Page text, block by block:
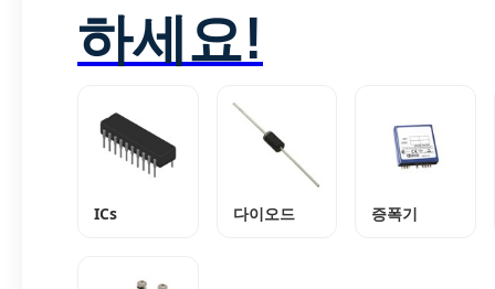
하세요!
ICs 다이오드 증폭기